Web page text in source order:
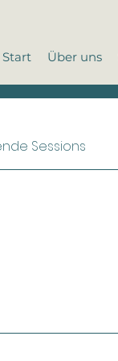
Start Über uns
Sessions